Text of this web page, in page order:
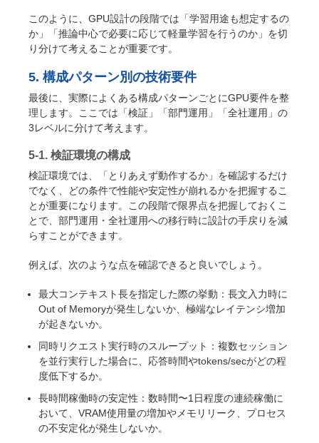
このように、GPU設計の段階では「学習用途も想定するの
か」「推論中心で必要に応じて軽量学習を行うのか」を切
り分けて考えることが重要です。
5. 構成パターン別の技術要件
最後に、実際によくある構成パターンごとにGPU要件を整
理します。ここでは「検証」「部門運用」「全社運用」の
3レベルに分けて考えます。
5-1. 検証環境の構成
検証環境では、「とりあえず動作するか」を確認するだけ
でなく、どの条件で性能や安定性が崩れるかを把握するこ
とが重要になります。この段階で限界点を把握しておくこ
とで、部門運用・全社運用への移行時に設計の手戻りを減
らすことができます。
例えば、次のような点を確認できると良いでしょう。
最大コンテキスト長を指定した際の挙動：長文入力時に
Out of Memoryが発生しないか、極端なレイテンシ増加
が起きないか。
同時リクエスト実行時のスループット：複数セッション
を並行実行した場合に、応答時間やtokens/secがどの程
度低下するか。
長時間稼働時の安定性：数時間〜1日程度の連続稼働に
おいて、VRAM使用量の増加やメモリリーク、プロセス
の不安定化が発生しないか。